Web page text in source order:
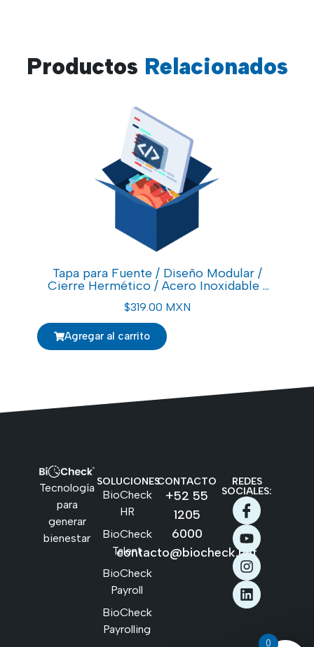
Productos Relacionados
Tapa para Fuente / Diseño Modular /
Cierre Hermético / Acero Inoxidable /
$319.00 MXN
Agregar al carrito
Tecnología
para
generar
bienestar
SOLUCIONES
BioCheck
HR
BioCheck
Talent
BioCheck
Payroll
BioCheck
Payrolling
CONTACTO
+52 55
1205
6000
contacto@biocheck.net
REDES
SOCIALES:
0